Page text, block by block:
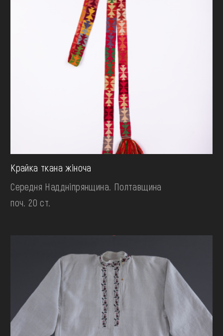
Крайка ткана жіноча
Середня Наддніпрянщина. Полтавщина
поч. 20 ст.